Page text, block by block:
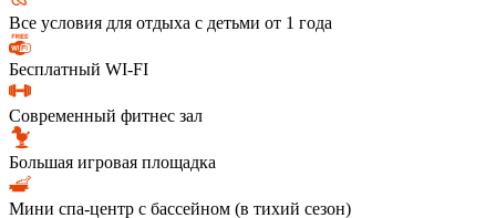
Все условия для отдыха с детьми от 1 года
Бесплатный WI-FI
Современный фитнес зал
Большая игровая площадка
Мини спа-центр с бассейном (в тихий сезон)